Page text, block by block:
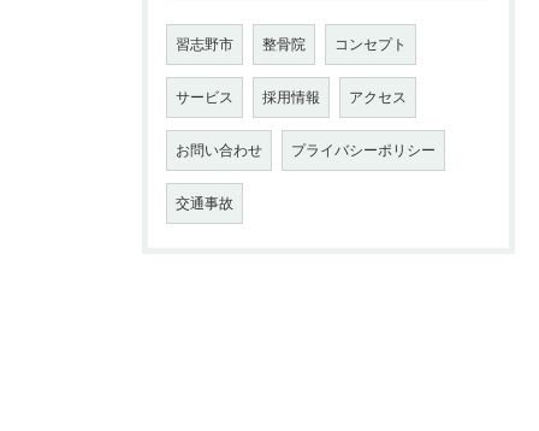
習志野市 整骨院 コンセプト
サービス 採用情報 アクセス
お問い合わせ プライバシーポリシー
交通事故